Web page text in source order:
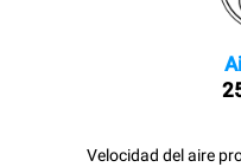
Velocidad del aire